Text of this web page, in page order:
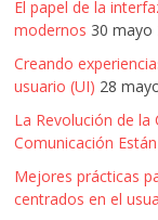
El papel de la
modernos 30 mayo
Creando
usuario (UI) 28
La Revolución de
Comunicación
Mejores prácticas
centrados en el